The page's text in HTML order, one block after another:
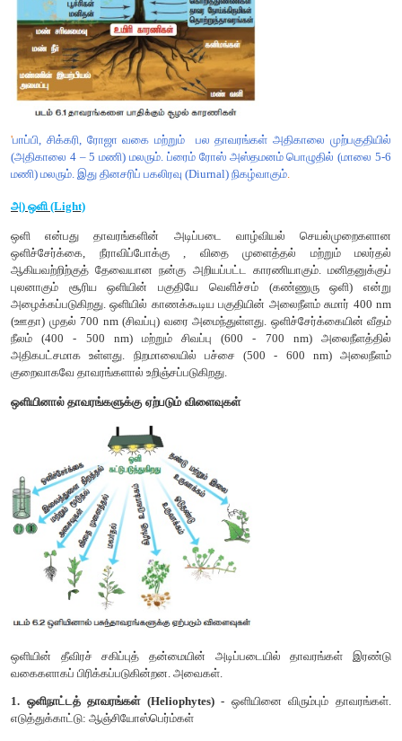
காற்று மற்றும் தீ ஆகியவற்றை உள்ளடக்கியதாகும்.
பாப்பி, சிக்கரி, ரோஜா வகை மற்றும்
(அதிகாலை 4 – 5 மணி) மலரும். ப்ரைம் ரோஸ் அஸ்தமனம்
மணி) மலரும். இது தினசரிப் பகலிரவு (Diurnal) நிகழ்வாகும்
அ) ஒளி (Light)
ஒளி என்பது தாவரங்களின் அடிப்படை வாழ்வியல்
ஒளிச்சேர்க்கை, நீராவிப்போக்கு , விதை முளைத்தல்
ஆகியவற்றிற்குத் தேவையான நன்கு அறியப்பட்ட காரணியாகும்.
புலனாகும் சூரிய ஒளியின் பகுதியே வெளிச்சம்
அழைக்கப்படுகிறது. ஒளியில் காணக்கூடிய பகுதியின் அலைநீளம்
நீலம் (400 - 500 nm) மற்றும் சிவப்பு (600 - 700